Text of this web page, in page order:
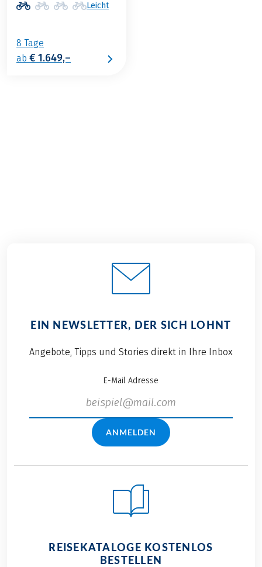
Leicht
8 Tage
ab € 1.649,–
EIN NEWSLETTER, DER SICH LOHNT
Angebote, Tipps und Stories direkt in Ihre Inbox
E-Mail Adresse
ANMELDEN
REISEKATALOGE KOSTENLOS
BESTELLEN